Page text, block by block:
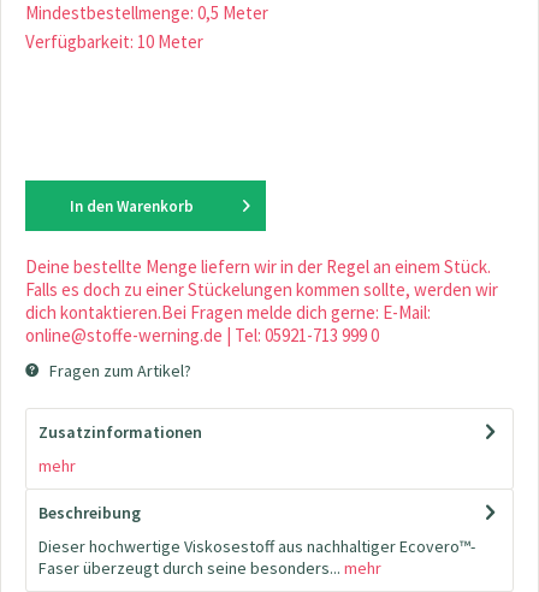
Mindestbestellmenge: 0,5 Meter
Verfügbarkeit: 10 Meter
In den Warenkorb
Deine bestellte Menge liefern wir in der Regel an einem Stück.
Falls es doch zu einer Stückelungen kommen sollte, werden wir
dich kontaktieren.Bei Fragen melde dich gerne: E-Mail:
online@stoffe-werning.de | Tel: 05921-713 999 0
Fragen zum Artikel?
Zusatzinformationen
mehr
Beschreibung
Dieser hochwertige Viskosestoff aus nachhaltiger Ecovero™-
Faser überzeugt durch seine besonders... mehr